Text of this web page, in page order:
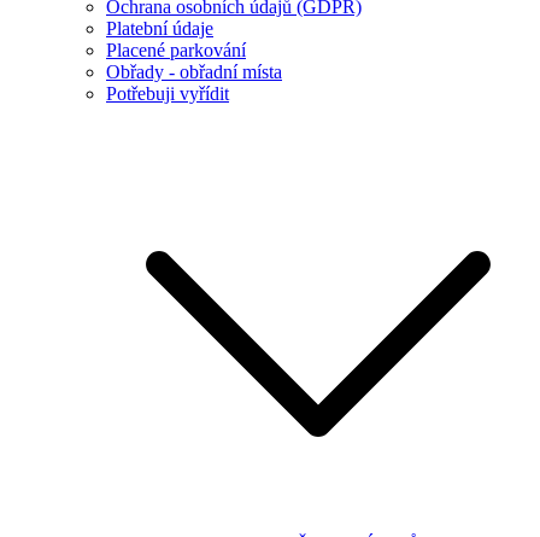
Ochrana osobních údajů (GDPR)
Platební údaje
Placené parkování
Obřady - obřadní místa
Potřebuji vyřídit